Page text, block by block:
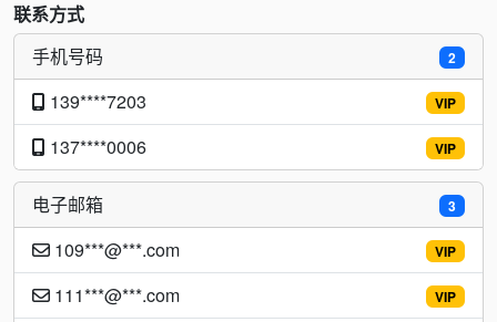
联系方式
2
手机号码
VIP
139****7203
VIP
137****0006
3
电子邮箱
VIP
109***@***.com
VIP
111***@***.com